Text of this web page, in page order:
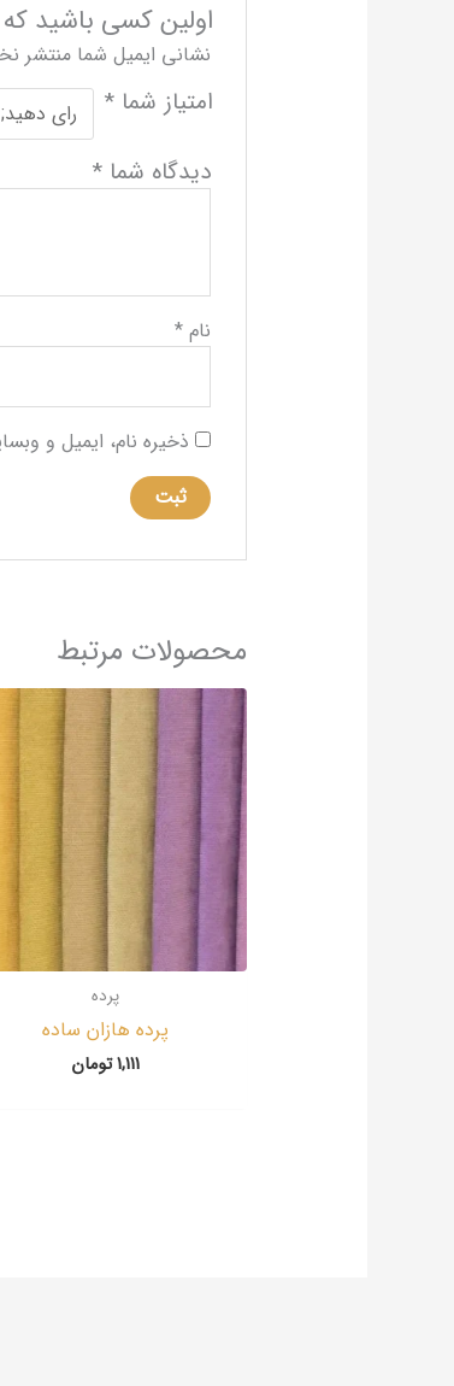
اولین کسی باشید که
نشانی ایمیل شما منتشر
امتیاز شما *
دیدگاه شما *
نام *
ذخیره نام، ایمیل و
محصولات مرتبط
پرده
پرده هازان ساده
1,111تومان